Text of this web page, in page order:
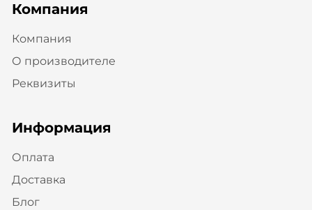
Компания
Компания
О производителе
Реквизиты
Информация
Оплата
Доставка
Блог